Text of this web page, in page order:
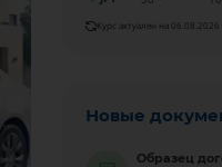
Курс актуален на
Новые
Образец